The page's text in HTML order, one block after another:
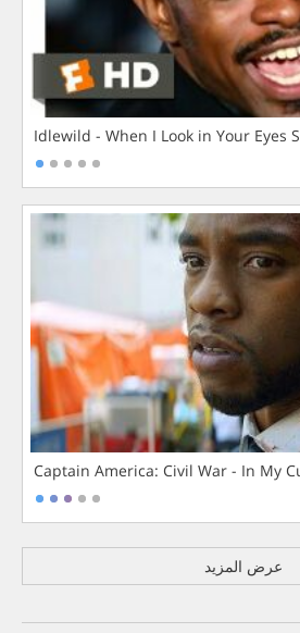
Idlewild - When I Look in Your Eyes
Captain America: Civil War - In My
عرض المزيد